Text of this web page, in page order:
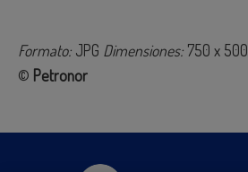
Formato: JPG Dimensiones: 750 x 500
© Petronor